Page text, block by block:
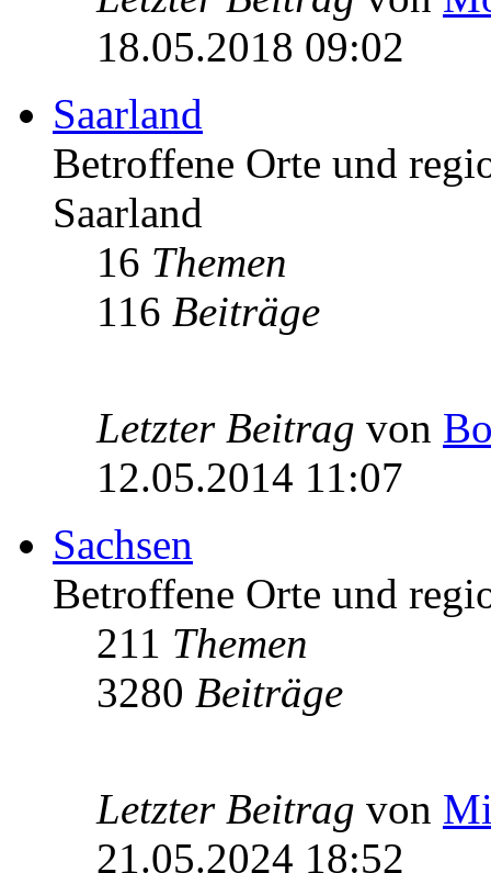
18.05.2018 09:02
Saarland
Betroffene Orte und
Saarland
16 Themen
116 Beiträge
Letzter Beitrag von
12.05.2014 11:07
Sachsen
Betroffene Orte und
211 Themen
3280 Beiträge
Letzter Beitrag von
21.05.2024 18:52